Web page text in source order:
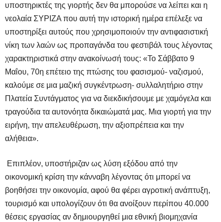
υποστηρικτές της γιορτής δεν θα μπορούσε να λείπει και η
νεολαία ΣΥΡΙΖΑ που αυτή την ιστορική ημέρα επέλεξε να
υποστηρίξει αυτούς που χρησιμοποιούν την αντιφασιστική
νίκη των λαών ως προπαγάνδα του φεστιβάλ τους λέγοντας
χαρακτηριστικά στην ανακοίνωσή τους: «Το Σάββατο 9
Μαΐου, 70η επέτειο της πτώσης του φασισμού- ναζισμού,
καλούμε σε μια μαζική συγκέντρωση- συλλαλητήριο στην
Πλατεία Συντάγματος για να διεκδικήσουμε με χαμόγελα και
τραγούδια τα αυτονόητα δικαιώματά μας. Μια γιορτή για την
ειρήνη, την απελευθέρωση, την αξιοπρέπεια και την
αλήθεια».
Επιπλέον, υποστήριζαν ως λύση εξόδου από την
οικονομική κρίση την κάνναβη λέγοντας ότι μπορεί να
βοηθήσει την οικονομία, αφού θα φέρει αγροτική ανάπτυξη,
τουρισμό και υπολογίζουν ότι θα ανοίξουν περίπου 40.000
θέσεις εργασίας αν δημιουργηθεί μια εθνική βιομηχανία